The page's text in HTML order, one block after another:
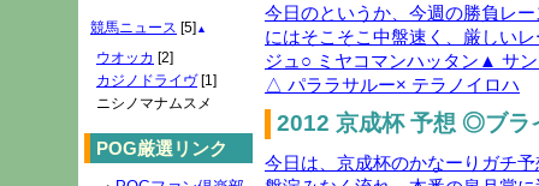
今日のというか、今週の勝負レ
にはそこそこ中盤速く、厳しい
ジュ○ ミヤコマンハッタン▲ サ
△ パララサルー× テラノイロハ
2012 京成杯 予想 ◎ブラ
今日は、京成杯のかなーりガチ
競馬ニュース [5] ▲
ウオッカ [2]
カジノドライヴ[1]
ニシノマナムスメ
POG厳選リンク